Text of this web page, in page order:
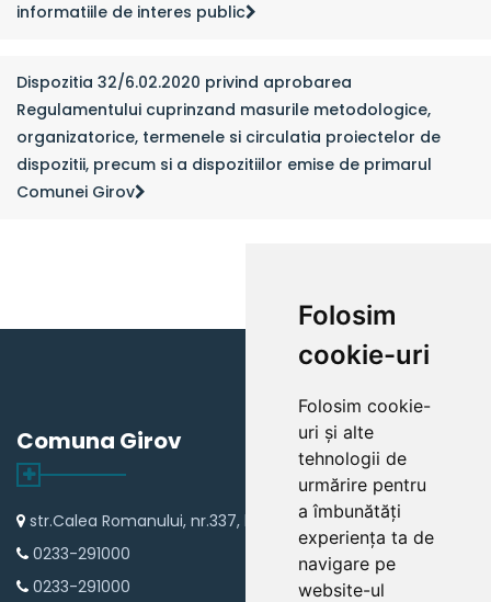
Folosim
cookie-uri
Folosim cookie-
uri și alte
tehnologii de
urmărire pentru
a îmbunătăți
experiența ta de
navigare pe
website-ul
informatiile de interes public
Dispozitia 32/6.02.2020 privind aprobarea
Regulamentului cuprinzand masurile metodologice,
organizatorice, termenele si circulatia proiectelor de
dispozitii, precum si a dispozitiilor emise de primarul
Comunei Girov
Comuna Girov
str.Calea Romanului, nr.337, loc Girov
0233-291000
0233-291000